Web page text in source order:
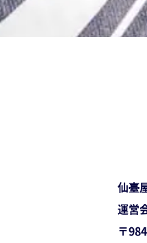
仙臺
運営
〒